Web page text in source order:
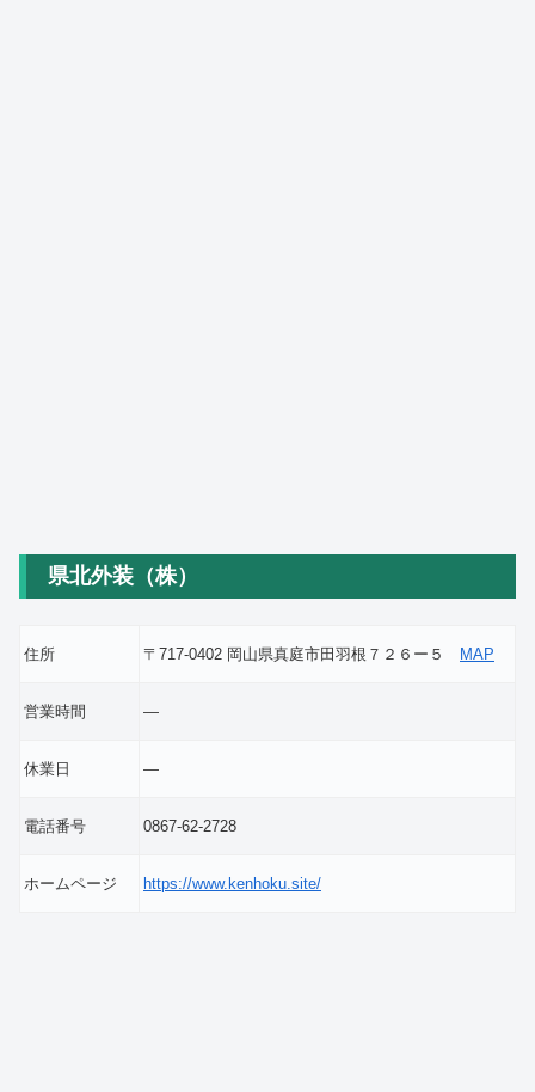
県北外装（株）
住所 〒717-0402 岡山県真庭市田羽根７２６ー５ MAP
営業時間 ―
休業日 ―
電話番号 0867-62-2728
ホームページ https://www.kenhoku.site/